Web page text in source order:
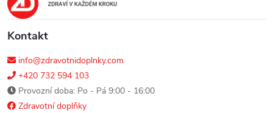
Kontakt
info@zdravotnidoplnky.com
+420 732 594 103
Provozní doba: Po - Pá 9:00 - 16:00
Zdravotní doplňky